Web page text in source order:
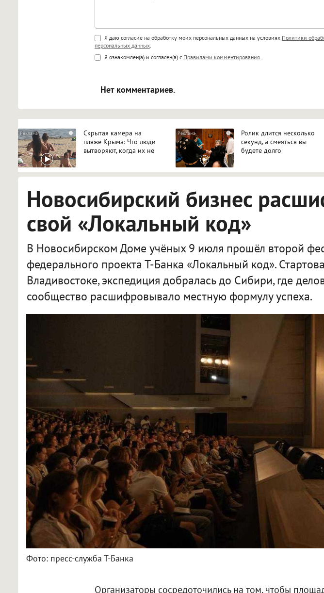
Поддержка HTML
<b>, <strong>, <u>, <i>, <em>, <s>, <big>, <small>, <sup>,
<blockquote>, <code> экранирует HTML, адреса URL
Я даю согласие на обработку моих персональных данных на условиях Политики
персональных данных.
Я ознакомлен(а) и согласен(а) с Правилами комментирования.
Нет комментариев.
i
Скрытая камера на
пляже Крыма: Что люди
вытворяют, когда их не
i
Ролик длится несколько
секунд, а смеяться вы
будете долго
Новосибирский бизнес
свой «Локальный код»
В Новосибирском Доме учёных 9 июля прошёл второй
федерального проекта Т-Банка «Локальный код».
Владивостоке, экспедиция добралась до Сибири, где
сообщество расшифровывало местную формулу успеха.
Фото: пресс-служба Т-Банка
Организаторы сосредоточились на том, чтобы